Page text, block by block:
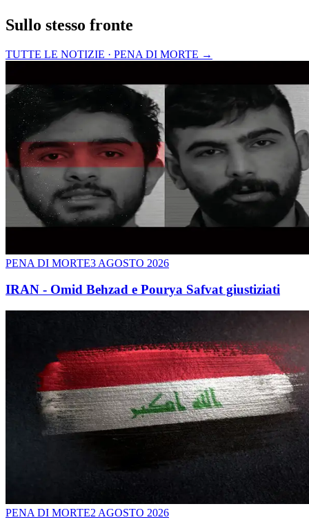
Sullo stesso fronte
TUTTE LE NOTIZIE · PENA DI MORTE →
PENA DI MORTE3 AGOSTO 2026
IRAN - Omid Behzad e Pourya Safvat giustiziati
PENA DI MORTE2 AGOSTO 2026